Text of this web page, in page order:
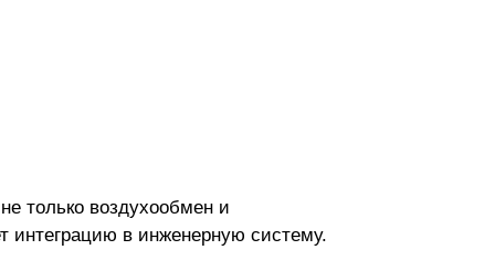
только воздухообмен и
интеграцию в инженерную систему.